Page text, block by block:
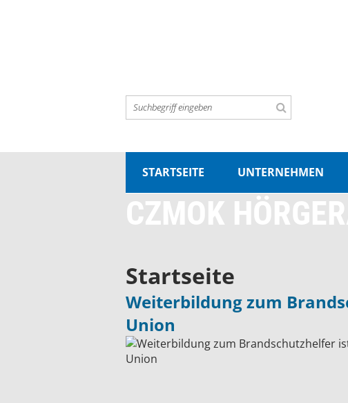
STARTSEITE UNTERNEHMEN
CZMOK
Startseite
Weiterbildung zum
Union